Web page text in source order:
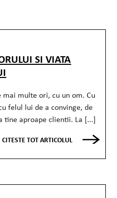
SI VIATA
mai multe ori, cu un om. Cu
felul lui de a convinge, de
tine aproape clientii. La [...]
CITESTE TOT ARTICOLUL